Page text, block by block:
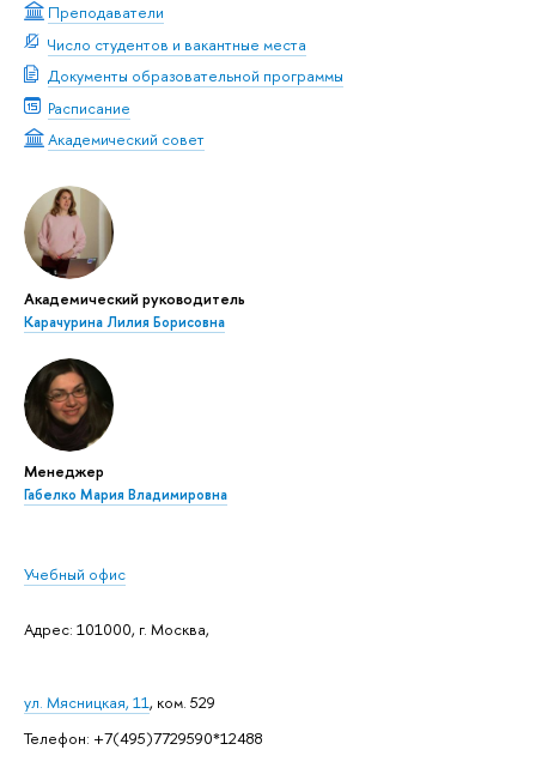
Преподаватели
Число студентов и вакантные места
Документы образовательной программы
Расписание
Академический совет
Академический руководитель
Карачурина Лилия Борисовна
Менеджер
Габелко Мария Владимировна
Учебный офис
Адрес: 101000, г. Москва,
ул. Мясницкая, 11, ком. 529
Телефон: +7(495)7729590*12488